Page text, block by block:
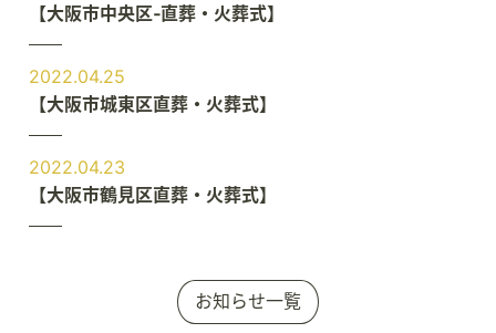
【大阪市中央区‐直葬・火葬式】
2022.04.25
【大阪市城東区直葬・火葬式】
2022.04.23
【大阪市鶴見区直葬・火葬式】
お知らせ一覧